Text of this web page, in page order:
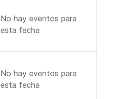
No hay eventos para
esta fecha
No hay eventos para
esta fecha